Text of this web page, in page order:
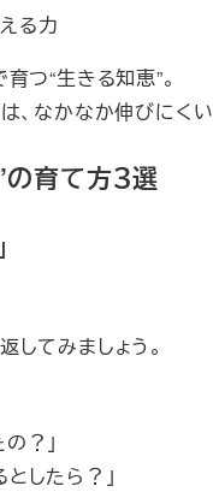
る力
つ“生きる知恵”。
、なかなか伸びにく
育て方３選
してみましょう。
？」
したら？」